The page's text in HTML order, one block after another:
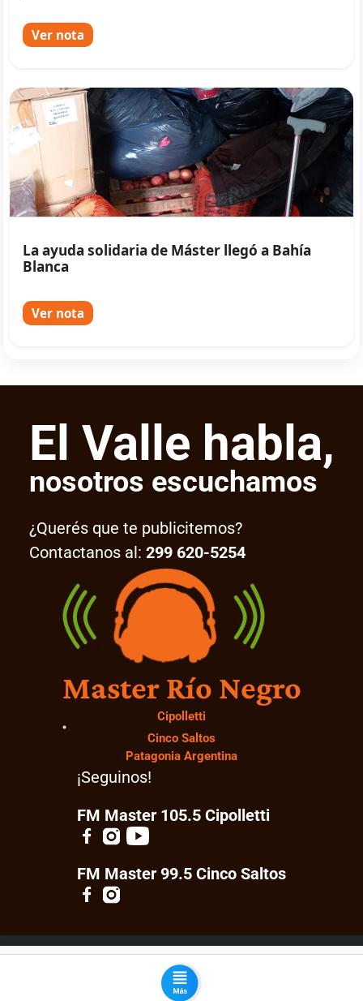
Ver nota
La ayuda solidaria de Máster llegó a Bahía
Blanca
Ver nota
El Valle habla,
nosotros escuchamos
¿Querés que te publicitemos?
Contactanos al: 299 620-5254
Master Río Negro
Cipolletti
Cinco Saltos
Patagonia Argentina
¡Seguinos!
FM Master 105.5 Cipolletti
FM Master 99.5 Cinco Saltos
© 2026 Master Río Negro. Todos los derechos
reservados.
Desarrollado por:ML Software Solutions